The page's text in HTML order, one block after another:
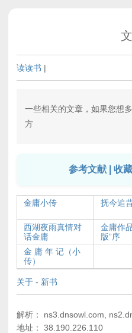
读读书 |
一些相关的文章，如果您想
方
参考文献 | 收
金庸小传 抚今追
西湖夜雨真情对
话金庸
金庸作
版”序
金 庸 年 记（小
传）
关于 - 新书
解析： ns3.dnsowl.com,
地址： 38.190.226.110